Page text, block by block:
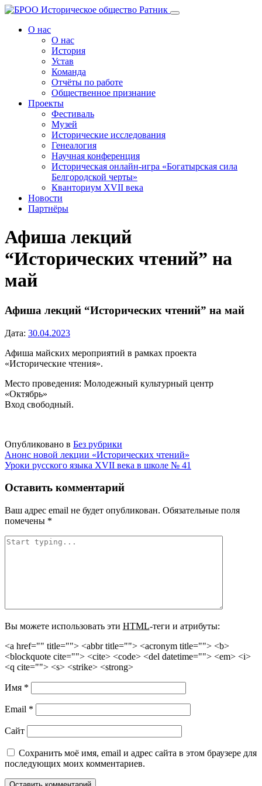
Перейти
содержанию
О нас
О нас
История
Устав
Команда
Отчёты по работе
Общественное признание
Проекты
Фестиваль
Музей
Исторические исследования
Генеалогия
Научная конференция
Историческая онлайн-игра «Богатырская сила
Белгородской черты»
Кванториум XVII века
Новости
Партнёры
Афиша лекций
“Исторических чтений” на
май
Афиша лекций “Исторических чтений” на май
Дата: 30.04.2023
Афиша майских мероприятий в рамках проекта
«Исторические чтения».
Место проведения: Молодежный культурный центр
«Октябрь»
Вход свободный.
Опубликовано в Без рубрики
Навигация
по
записям
Анонс новой лекции «Исторических чтений»
Уроки русского языка XVII века в школе № 41
Оставить комментарий
Ваш адрес email не будет опубликован. Обязательные поля
помечены *
Вы можете использовать эти HTML-теги и атрибуты:
<a href="" title=""> <abbr title=""> <acronym title=""> <b>
<blockquote cite=""> <cite> <code> <del datetime=""> <em> <i>
<q cite=""> <s> <strike> <strong>
Имя *
Email *
Сайт
Сохранить моё имя, email и адрес сайта в этом браузере для
последующих моих комментариев.